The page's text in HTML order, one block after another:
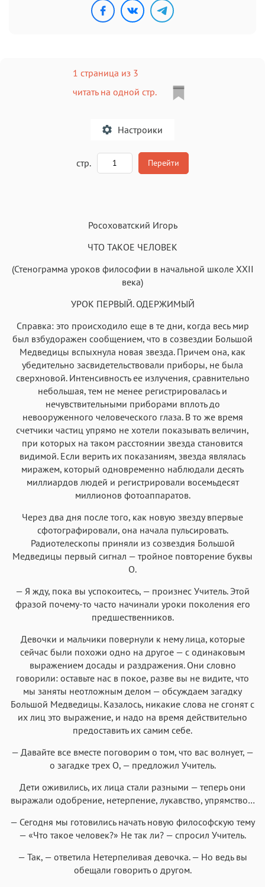
1 страница из 3
читать на одной стр.
Настроики
Аа
Garamond
Аа
Fira Sans
Аа Аа Аа Аа
Аа
Helvetica Neue
Аа Аа
Georgia
Аа
Аа
Courier
Аа
Courier New
Аа
Menlo
Аа
SF Mono
стр. Перейти
Росоховатский Игорь
ЧТО ТАКОЕ ЧЕЛОВЕК
(Стенограмма уроков философии в начальной школе XXII
века)
УРОК ПЕРВЫЙ. ОДЕРЖИМЫЙ
Справка: это происходило еще в те дни, когда весь мир
был взбудоражен сообщением, что в созвездии Большой
Медведицы вспыхнула новая звезда. Причем она, как
убедительно засвидетельствовали приборы, не была
сверхновой. Интенсивность ее излучения, сравнительно
небольшая, тем не менее регистрировалась и
нечувствительными приборами вплоть до
невооруженного человеческого глаза. В то же время
счетчики частиц упрямо не хотели показывать величин,
при которых на таком расстоянии звезда становится
видимой. Если верить их показаниям, звезда являлась
миражем, который одновременно наблюдали десять
миллиардов людей и регистрировали восемьдесят
миллионов фотоаппаратов.
Через два дня после того, как новую звезду впервые
сфотографировали, она начала пульсировать.
Радиотелескопы приняли из созвездия Большой
Медведицы первый сигнал — тройное повторение буквы
О.
— Я жду, пока вы успокоитесь, — произнес Учитель. Этой
фразой почему-то часто начинали уроки поколения его
предшественников.
Девочки и мальчики повернули к нему лица, которые
сейчас были похожи одно на другое — с одинаковым
выражением досады и раздражения. Они словно
говорили: оставьте нас в покое, разве вы не видите, что
мы заняты неотложным делом — обсуждаем загадку
Большой Медведицы. Казалось, никакие слова не сгонят с
их лиц это выражение, и надо на время действительно
предоставить их самим себе.
— Давайте все вместе поговорим о том, что вас волнует, —
о загадке трех О, — предложил Учитель.
Дети оживились, их лица стали разными — теперь они
выражали одобрение, нетерпение, лукавство, упрямство…
— Сегодня мы готовились начать новую философскую тему
— «Что такое человек?» Не так ли? — спросил Учитель.
— Так, — ответила Нетерпеливая девочка. — Но ведь вы
обещали говорить о другом.